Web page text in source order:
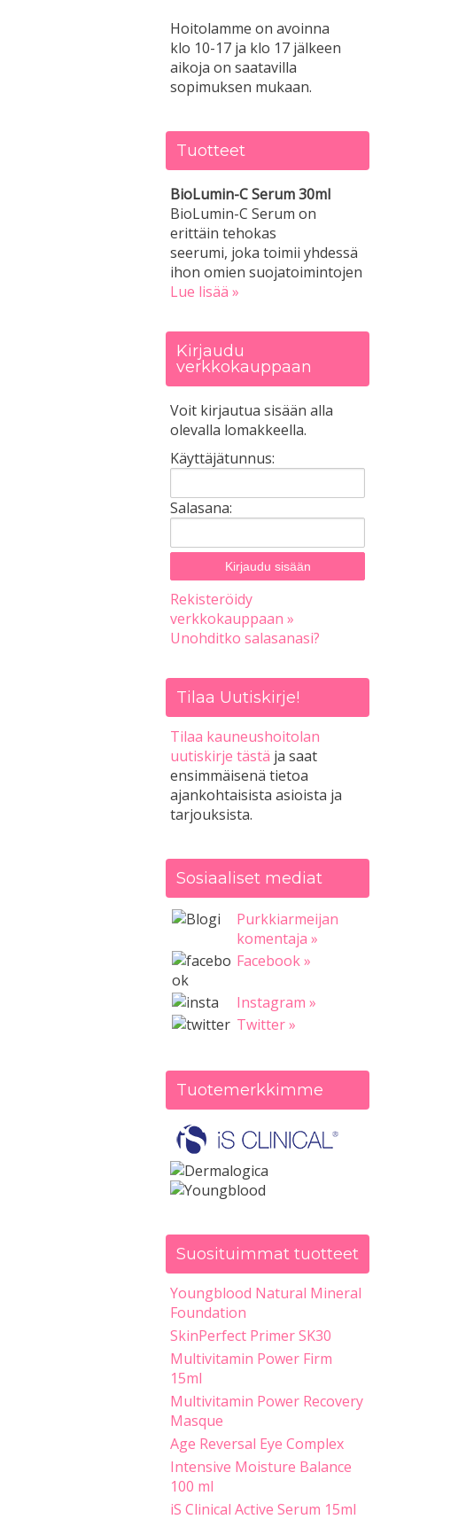
Hoitolamme on avoinna
klo 10-17 ja klo 17 jälkeen
aikoja on saatavilla
sopimuksen mukaan.
Tuotteet
BioLumin-C Serum 30ml
BioLumin-C Serum on
erittäin tehokas
seerumi, joka toimii yhdessä
ihon omien suojatoimintojen
Lue lisää »
Kirjaudu
verkkokauppaan
Voit kirjautua sisään alla
olevalla lomakkeella.
Käyttäjätunnus:
Salasana:
Rekisteröidy
verkkokauppaan »
Unohditko salasanasi?
Tilaa Uutiskirje!
Tilaa kauneushoitolan
uutiskirje tästä ja saat
ensimmäisenä tietoa
ajankohtaisista asioista ja
tarjouksista.
Sosiaaliset mediat
Purkkiarmeijan
komentaja »
Facebook »
Instagram »
Twitter »
Tuotemerkkimme
Suosituimmat tuotteet
Youngblood Natural Mineral
Foundation
SkinPerfect Primer SK30
Multivitamin Power Firm
15ml
Multivitamin Power Recovery
Masque
Age Reversal Eye Complex
Intensive Moisture Balance
100 ml
iS Clinical Active Serum 15ml